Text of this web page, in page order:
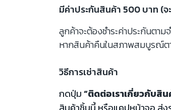
มีค่าประกันสินค้า 500 บาท (
ลูกค้าจะต้องชำระค่าประกันตา
หากสินค้าคืนในสภาพสมบูรณ์ต
วิธีการเช่าสินค้า
กดปุ่ม“ติดต่อเราเกี่ยวกับสิน